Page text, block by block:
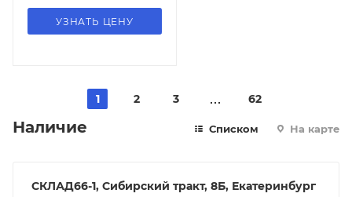
УЗНАТЬ ЦЕНУ
1 2 3 62
Наличие Списком На карте
СКЛАД66-1, Сибирский тракт, 8Б, Екатеринбург